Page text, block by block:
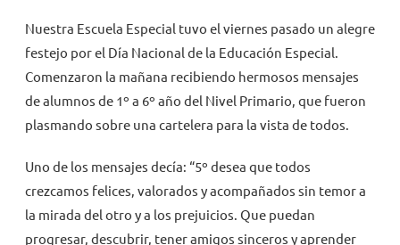
Nuestra Escuela Especial tuvo el viernes pasado un alegre
festejo por el Día Nacional de la Educación Especial.
Comenzaron la mañana recibiendo hermosos mensajes
de alumnos de 1º a 6º año del Nivel Primario, que fueron
plasmando sobre una cartelera para la vista de todos.
Uno de los mensajes decía: “5º desea que todos
crezcamos felices, valorados y acompañados sin temor a
la mirada del otro y a los prejuicios. Que puedan
progresar, descubrir, tener amigos sinceros y aprender